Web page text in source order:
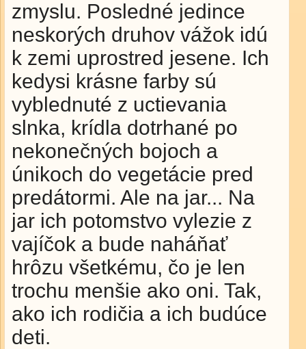
zmyslu. Posledné jedince
neskorých druhov vážok idú
k zemi uprostred jesene. Ich
kedysi krásne farby sú
vyblednuté z uctievania
slnka, krídla dotrhané po
nekonečných bojoch a
únikoch do vegetácie pred
predátormi. Ale na jar... Na
jar ich potomstvo vylezie z
vajíčok a bude naháňať
hrôzu všetkému, čo je len
trochu menšie ako oni. Tak,
ako ich rodičia a ich budúce
deti.